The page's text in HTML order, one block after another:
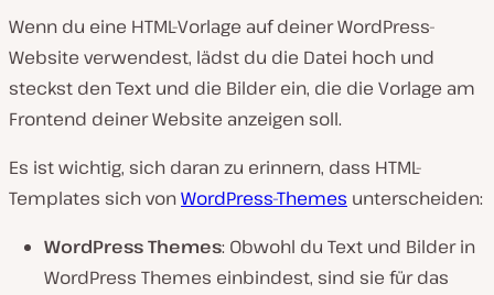
Wenn du eine HTML-Vorlage auf deiner WordPress-
Website verwendest, lädst du die Datei hoch und
steckst den Text und die Bilder ein, die die Vorlage am
Frontend deiner Website anzeigen soll.
Es ist wichtig, sich daran zu erinnern, dass HTML-
Templates sich vonWordPress-Themes unterscheiden:
WordPress Themes: Obwohl du Text und Bilder in
WordPress Themes einbindest, sind sie für das